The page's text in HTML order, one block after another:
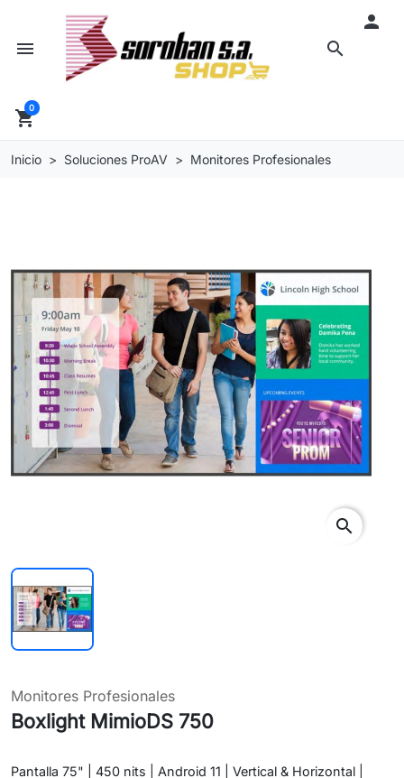
search
menu

shopping_cart
0
Inicio Soluciones ProAV Monitores Profesionales
search
Monitores Profesionales
Boxlight MimioDS 750
Pantalla 75" | 450 nits | Android 11 | Vertical & Horizontal |